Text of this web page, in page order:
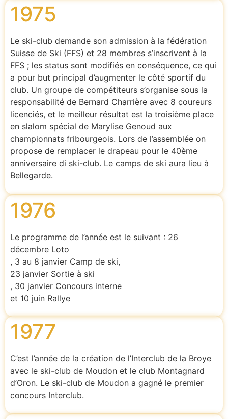
1975
Le ski-club demande son admission à la fédération
Suisse de Ski (FFS) et 28 membres s’inscrivent à la
FFS ; les status sont modifiés en conséquence, ce qui
a pour but principal d’augmenter le côté sportif du
club. Un groupe de compétiteurs s’organise sous la
responsabilité de Bernard Charrière avec 8 coureurs
licenciés, et le meilleur résultat est la troisième place
en slalom spécial de Marylise Genoud aux
championnats fribourgeois. Lors de l’assemblée on
propose de remplacer le drapeau pour le 40ème
anniversaire di ski-club. Le camps de ski aura lieu à
Bellegarde.
1976
Le programme de l’année est le suivant : 26
décembre Loto
, 3 au 8 janvier Camp de ski,
23 janvier Sortie à ski
, 30 janvier Concours interne
et 10 juin Rallye
1977
C’est l’année de la création de l’Interclub de la Broye
avec le ski-club de Moudon et le club Montagnard
d’Oron. Le ski-club de Moudon a gagné le premier
concours Interclub.